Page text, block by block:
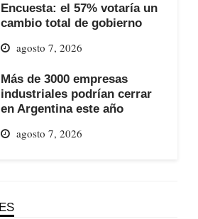
Encuesta: el 57% votaría un
cambio total de gobierno
agosto 7, 2026
Más de 3000 empresas
industriales podrían cerrar
en Argentina este año
agosto 7, 2026